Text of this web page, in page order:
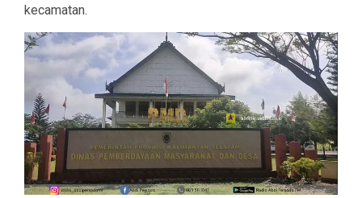
kecamatan.